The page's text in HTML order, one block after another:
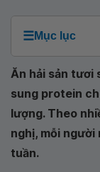
☰Mục lục
Ăn hải sản tươi
sung protein
lượng. Theo
nghị, mỗi người
tuần.